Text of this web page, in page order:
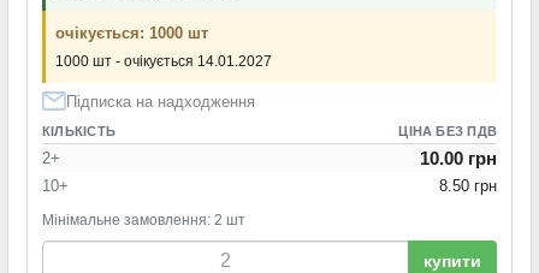
очікується: 1000 шт
1000 шт - очікується 14.01.2027
Підписка на надходження
КІЛЬКІСТЬ ЦІНА БЕЗ ПДВ
2+ 10.00 грн
10+ 8.50 грн
Мінімальне замовлення: 2 шт
купити